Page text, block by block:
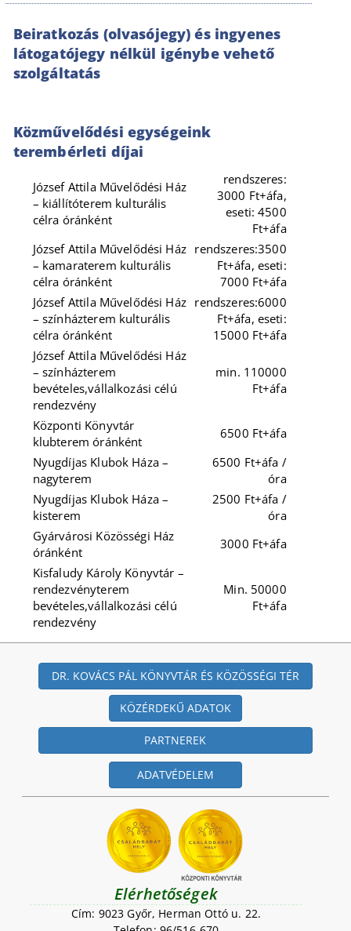
Beiratkozás (olvasójegy) és ingyenes
látogatójegy nélkül igénybe vehető
szolgáltatás
Közművelődési egységeink
terembérleti díjai
József Attila Művelődési Ház
– kiállítóterem kulturális
célra óránként
rendszeres:
3000 Ft+áfa,
eseti: 4500
Ft+áfa
József Attila Művelődési Ház
– kamaraterem kulturális
célra óránként
rendszeres:3500
Ft+áfa, eseti:
7000 Ft+áfa
József Attila Művelődési Ház
– színházterem kulturális
célra óránként
rendszeres:6000
Ft+áfa, eseti:
15000 Ft+áfa
József Attila Művelődési Ház
– színházterem
bevételes,vállalkozási célú
rendezvény
min. 110000
Ft+áfa
Központi Könyvtár
klubterem óránként
6500 Ft+áfa
Nyugdíjas Klubok Háza –
nagyterem
6500 Ft+áfa /
óra
Nyugdíjas Klubok Háza –
kisterem
2500 Ft+áfa /
óra
Gyárvárosi Közösségi Ház
óránként
3000 Ft+áfa
Kisfaludy Károly Könyvtár –
rendezvényterem
bevételes,vállalkozási célú
rendezvény
Min. 50000
Ft+áfa
DR. KOVÁCS PÁL KÖNYVTÁR ÉS KÖZÖSSÉGI TÉR
KÖZÉRDEKŰ ADATOK
PARTNEREK
ADATVÉDELEM
Elérhetőségek
Cím: 9023 Győr, Herman Ottó u. 22.